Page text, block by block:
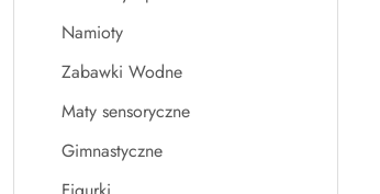
Namioty
Zabawki Wodne
Maty sensoryczne
Gimnastyczne